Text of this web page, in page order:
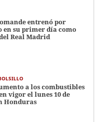
entrenó por
en su primer día como
Real Madrid
a los combustibles
vigor el lunes 10 de
Honduras